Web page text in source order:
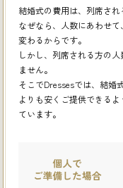
結婚式の費用は、列席され
なぜなら、人数にあわせ
変わるからです。
しかし、列席される方の
ません。
そこでDressesでは、結婚
よりも安くご提供できるよ
ています。